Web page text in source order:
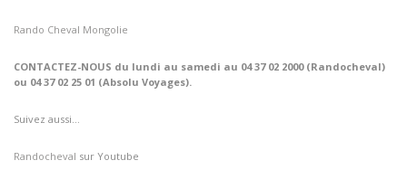
Rando Cheval Mongolie
CONTACTEZ-NOUS du lundi au samedi au 04 37 02 2000 (Randocheval)
ou 04 37 02 25 01 (Absolu Voyages).
Suivez aussi…
Randocheval sur Youtube